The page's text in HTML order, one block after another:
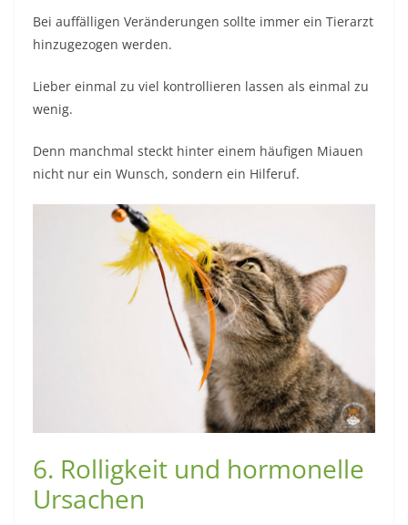
Bei auffälligen Veränderungen sollte immer ein Tierarzt
hinzugezogen werden.
Lieber einmal zu viel kontrollieren lassen als einmal zu
wenig.
Denn manchmal steckt hinter einem häufigen Miauen
nicht nur ein Wunsch, sondern ein Hilferuf.
6. Rolligkeit und hormonelle
Ursachen